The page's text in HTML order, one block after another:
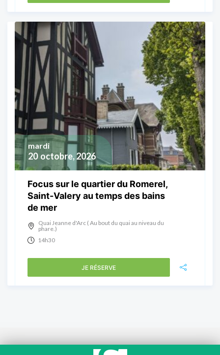
20 octobre, 2026
mardi
Focus sur le quartier du Romerel,
Saint-Valery au temps des bains
de mer
Quai Jeanne d'Arc ( Au bout du quai au niveau du
phare.)
14h30
JE RÉSERVE